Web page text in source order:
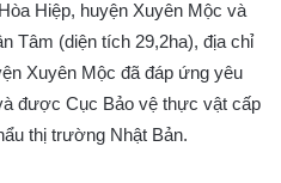
Hiệp, huyện Xuyên Mộc và
Tâm (diện tích 29,2ha), địa chỉ
Xuyên Mộc đã đáp ứng yêu
được Cục Bảo vệ thực vật cấp
thị trường Nhật Bản.